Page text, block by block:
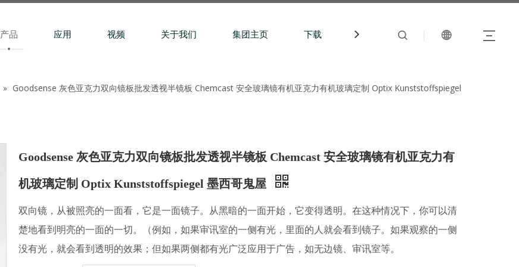
产品 应用 视频 关于我们 集团主页 下载 中文站
» Goodsense 灰色亚克力双向镜板批发透视半镜板 Chemcast 安全玻璃镜有机亚克力有机玻璃定制 Optix Kunststoffspiegel
Goodsense 灰色亚克力双向镜板批发透视半镜板 Chemcast 安全玻璃镜有机亚克力有
机玻璃定制 Optix Kunststoffspiegel 墨西哥鬼屋
双向镜，从被照亮的一面看，它是一面镜子。从黑暗的一面开始，它变得透明。在这种情况下，你可以清
楚地看到明亮的一面的一切。（例如，如果审讯室的一侧有光，里面的人就会看到镜子。如果观察的一侧
没有光，就会看到透明的效果；但如果两侧都有光广泛应用于广告，如无边镜、审讯室等。